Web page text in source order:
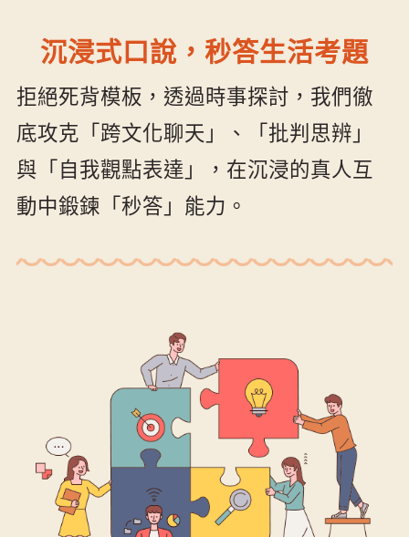
沉浸式口說，秒答生活考題
拒絕死背模板，透過時事探討，我們徹
底攻克「跨文化聊天」、「批判思辨」
與「自我觀點表達」，在沉浸的真人互
動中鍛鍊「秒答」能力。